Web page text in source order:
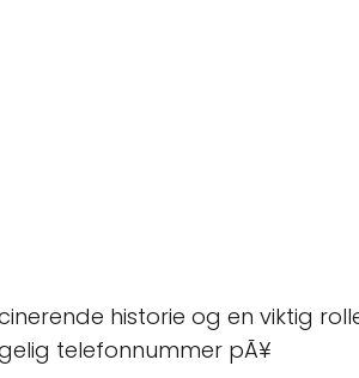
historie og en viktig
telefonnummer pÃ¥